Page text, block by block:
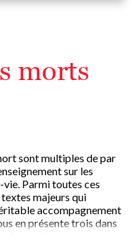
morts
sont multiples de par
sur les
Parmi toutes ces
majeurs qui
accompagnement
en présente trois dans